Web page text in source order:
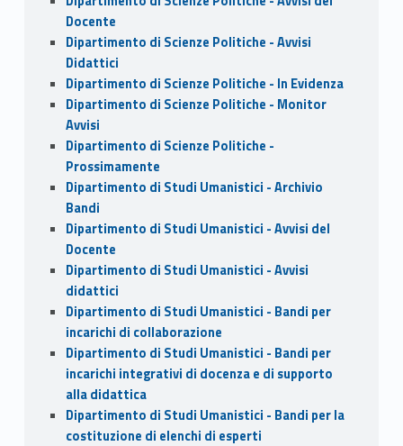
Docente
Dipartimento di Scienze Politiche - Avvisi
Didattici
Dipartimento di Scienze Politiche - In Evidenza
Dipartimento di Scienze Politiche - Monitor
Avvisi
Dipartimento di Scienze Politiche -
Prossimamente
Dipartimento di Studi Umanistici - Archivio
Bandi
Dipartimento di Studi Umanistici - Avvisi del
Docente
Dipartimento di Studi Umanistici - Avvisi
didattici
Dipartimento di Studi Umanistici - Bandi per
incarichi di collaborazione
Dipartimento di Studi Umanistici - Bandi per
incarichi integrativi di docenza e di supporto
alla didattica
Dipartimento di Studi Umanistici - Bandi per la
costituzione di elenchi di esperti